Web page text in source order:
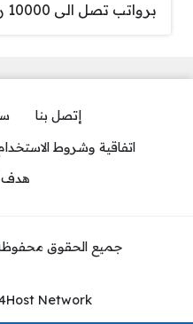
برواتب تصل الى 10000 ريال
إتصل بنا
اتفاقية وشروط
هدف
جميع الحقوق محفوظة
Network